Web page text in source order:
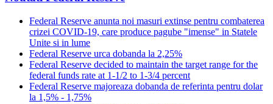
Federal Reserve anunta noi masuri extinse pentru combaterea
crizei COVID-19, care produce pagube "imense" in Statele
Unite si in lume
Federal Reserve urca dobanda la 2,25%
Federal Reserve decided to maintain the target range for the
federal funds rate at 1-1/2 to 1-3/4 percent
Federal Reserve majoreaza dobanda de referinta pentru dolar
la 1,5% - 1,75%